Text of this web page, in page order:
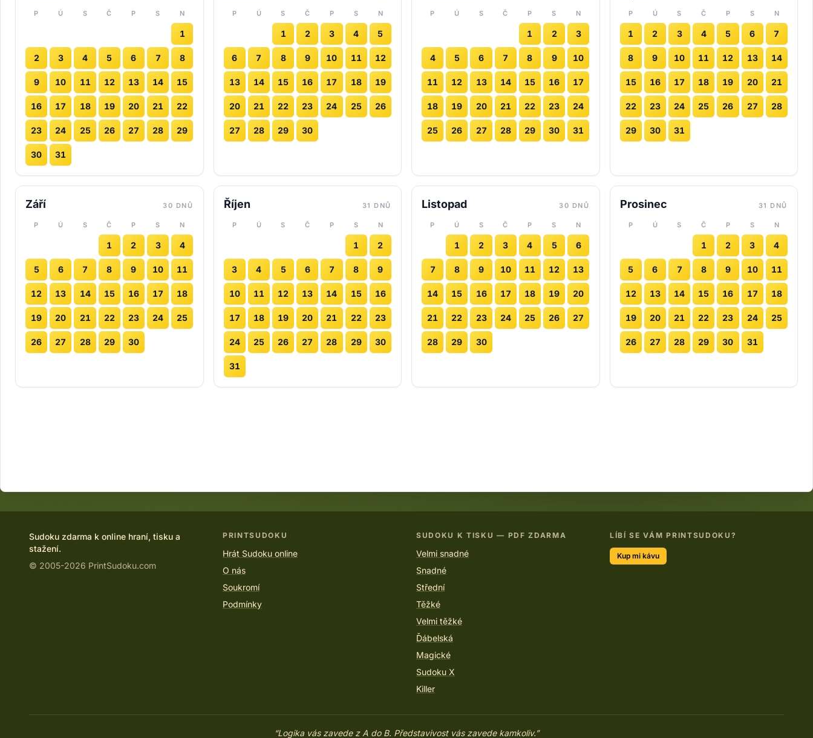
P Ú S Č P S N
1
2 3 4 5 6 7 8
9 10 11 12 13 14 15
16 17 18 19 20 21 22
23 24 25 26 27 28 29
30 31
P Ú S Č P S N
1 2 3 4 5
6 7 8 9 10 11 12
13 14 15 16 17 18 19
20 21 22 23 24 25 26
27 28 29 30
P Ú S Č P S N
1 2 3
4 5 6 7 8 9 10
11 12 13 14 15 16 17
18 19 20 21 22 23 24
25 26 27 28 29 30 31
P Ú S Č P S N
1 2 3 4 5 6 7
8 9 10 11 12 13 14
15 16 17 18 19 20 21
22 23 24 25 26 27 28
29 30 31
Září 30 DNŮ
P Ú S Č P S N
1 2 3 4
5 6 7 8 9 10 11
12 13 14 15 16 17 18
19 20 21 22 23 24 25
26 27 28 29 30
Říjen 31 DNŮ
P Ú S Č P S N
1 2
3 4 5 6 7 8 9
10 11 12 13 14 15 16
17 18 19 20 21 22 23
24 25 26 27 28 29 30
31
Listopad 30 DNŮ
P Ú S Č P S N
1 2 3 4 5 6
7 8 9 10 11 12 13
14 15 16 17 18 19 20
21 22 23 24 25 26 27
28 29 30
Prosinec 31 DNŮ
P Ú S Č P S N
1 2 3 4
5 6 7 8 9 10 11
12 13 14 15 16 17 18
19 20 21 22 23 24 25
26 27 28 29 30 31
Sudoku zdarma k online hraní, tisku a
stažení.
© 2005-2026 PrintSudoku.com
PRINTSUDOKU
Hrát Sudoku online
O nás
Soukromí
Podmínky
SUDOKU K TISKU — PDF ZDARMA
Velmi snadné
Snadné
Střední
Těžké
Velmi těžké
Ďábelská
Magické
Sudoku X
Killer
LÍBÍ SE VÁM PRINTSUDOKU?
Kup mi kávu
“Logika vás zavede z A do B. Představivost vás zavede kamkoliv.”